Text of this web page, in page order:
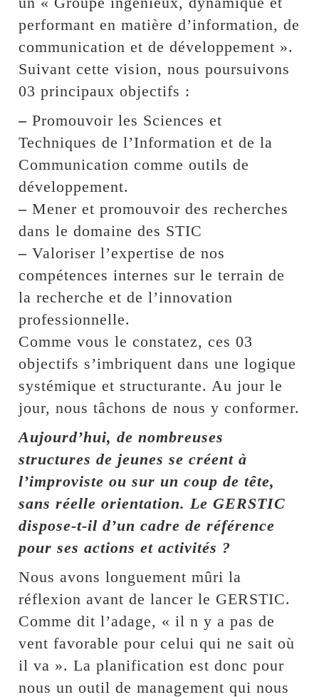
performant en matière d’information, de
communication et de développement ».
Suivant cette vision, nous poursuivons
03 principaux objectifs :
– Promouvoir les Sciences et
Techniques de l’Information et de la
Communication comme outils de
développement.
– Mener et promouvoir des recherches
dans le domaine des STIC
– Valoriser l’expertise de nos
compétences internes sur le terrain de
la recherche et de l’innovation
professionnelle.
Comme vous le constatez, ces 03
objectifs s’imbriquent dans une logique
systémique et structurante. Au jour le
jour, nous tâchons de nous y conformer.
Aujourd’hui, de nombreuses
structures de jeunes se créent à
l’improviste ou sur un coup de tête,
sans réelle orientation. Le GERSTIC
dispose-t-il d’un cadre de référence
pour ses actions et activités ?
Nous avons longuement mûri la
réflexion avant de lancer le GERSTIC.
Comme dit l’adage, « il n y a pas de
vent favorable pour celui qui ne sait où
il va ». La planification est donc pour
nous un outil de management qui nous